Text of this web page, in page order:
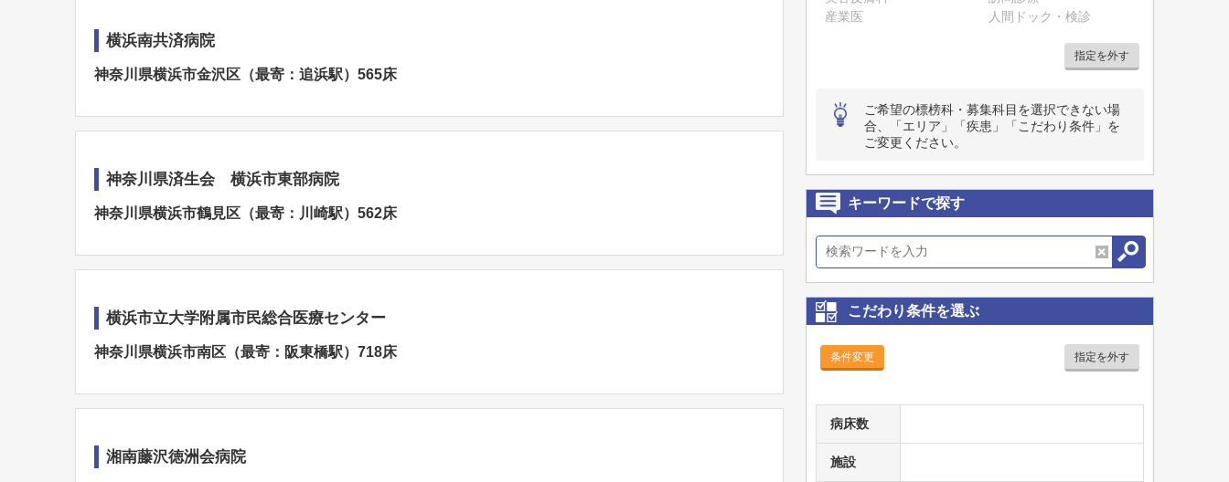
横浜南共済病院
神奈川県横浜市金沢区（最寄：追浜駅）565床
神奈川県済生会 横浜市東部病院
神奈川県横浜市鶴見区（最寄：川崎駅）562床
横浜市立大学附属市民総合医療センター
神奈川県横浜市南区（最寄：阪東橋駅）718床
湘南藤沢徳洲会病院
産業医
人間ドック・検診
指定を外す
ご希望の標榜科・募集科目を選択できない場
合、「エリア」「疾患」「こだわり条件」を
ご変更ください。
キーワードで探す
こだわり条件を選ぶ
条件変更 指定を外す
病床数
施設